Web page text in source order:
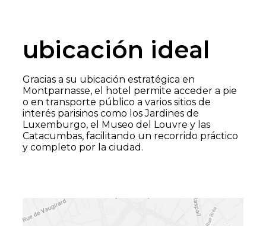
ubicación ideal
Gracias a su ubicación estratégica en
Montparnasse, el hotel permite acceder a pie
o en transporte público a varios sitios de
interés parisinos como los Jardines de
Luxemburgo, el Museo del Louvre y las
Catacumbas, facilitando un recorrido práctico
y completo por la ciudad.